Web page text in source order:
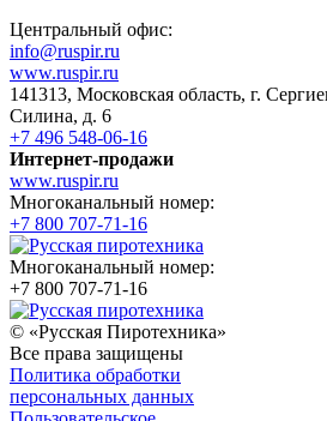
Центральный офис:
info@ruspir.ru
www.ruspir.ru
141313, Московская область, г.
Силина, д. 6
+7 496 548-06-16
Интернет-продажи
www.ruspir.ru
Многоканальный номер:
+7 800 707-71-16
Многоканальный номер:
+7 800 707-71-16
© «Русская Пиротехника»
Все права защищены
Политика обработки
персональных данных